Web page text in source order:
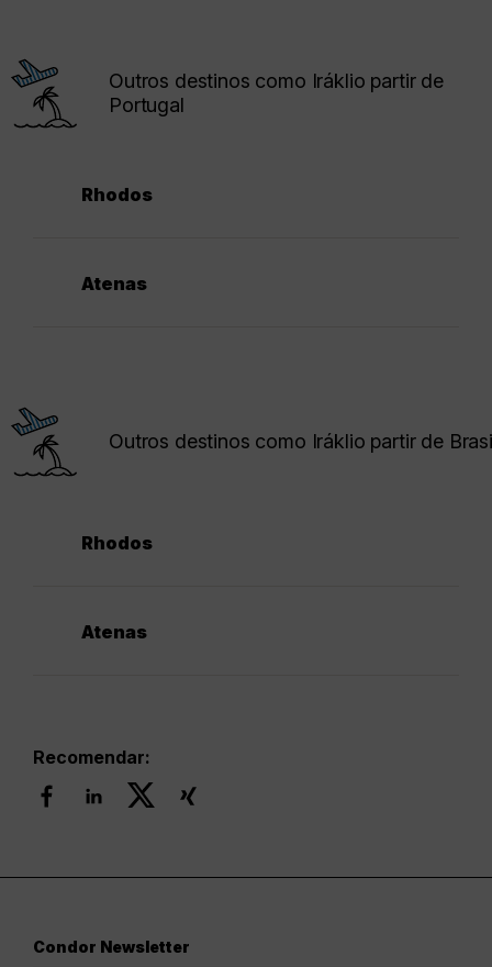
Outros destinos como Iráklio partir de
Portugal
Rhodos
Atenas
Outros destinos como Iráklio partir de
Rhodos
Atenas
Recomendar:
Condor Newsletter